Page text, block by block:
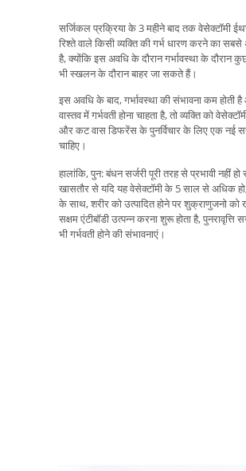
सर्जिकल प्रक्रिया के 3 महीने बाद तक वेसेक्टॉमी
रिश्ते वाले किसी व्यक्ति की गर्भ धारण करने का सबसे
है, क्योंकि इस अवधि के दौरान गर्भावस्था के दौरान
भी स्खलन के दौरान बाहर जा सकते हैं।
इस अवधि के बाद, गर्भावस्था की संभावना कम होती
वास्तव में गर्भवती होना चाहता है, तो व्यक्ति को
और कट वास डिफरेंस के पुनर्विचार के लिए एक नई
चाहिए।
हालांकि, पुन: बंधन सर्जरी पूरी तरह से प्रभावी नहीं
खासतौर से यदि यह वेसेक्टॉमी के 5 साल से अधिक
के साथ, शरीर को उत्पादित होने पर शुक्राणुजनो
सक्षम एंटीबॉडी उत्पन्न करना शुरू होता है, पुनरावृत्ति
भी गर्भवती होने की संभावनाएं।